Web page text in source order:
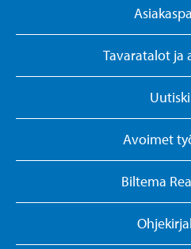
Tavaratalot ja
Avoimet
Biltema